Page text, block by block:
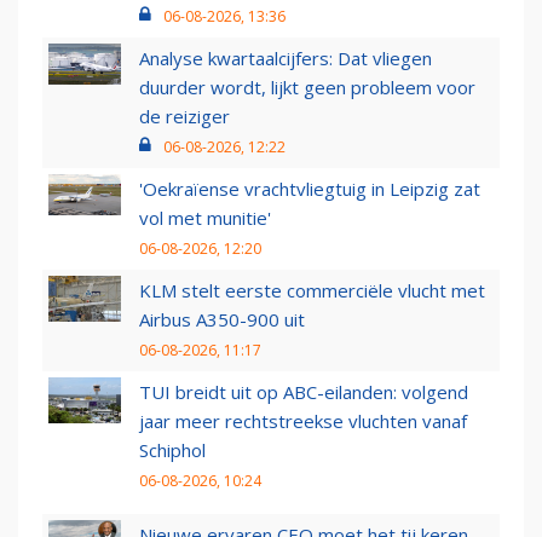
06-08-2026, 13:36
Analyse kwartaalcijfers: Dat vliegen
duurder wordt, lijkt geen probleem voor
de reiziger
06-08-2026, 12:22
'Oekraïense vrachtvliegtuig in Leipzig zat
vol met munitie'
06-08-2026, 12:20
KLM stelt eerste commerciële vlucht met
Airbus A350-900 uit
06-08-2026, 11:17
TUI breidt uit op ABC-eilanden: volgend
jaar meer rechtstreekse vluchten vanaf
Schiphol
06-08-2026, 10:24